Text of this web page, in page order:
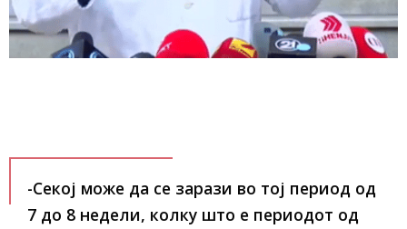
-Секој може да се зарази во тој период од
7 до 8 недели, колку што е периодот од